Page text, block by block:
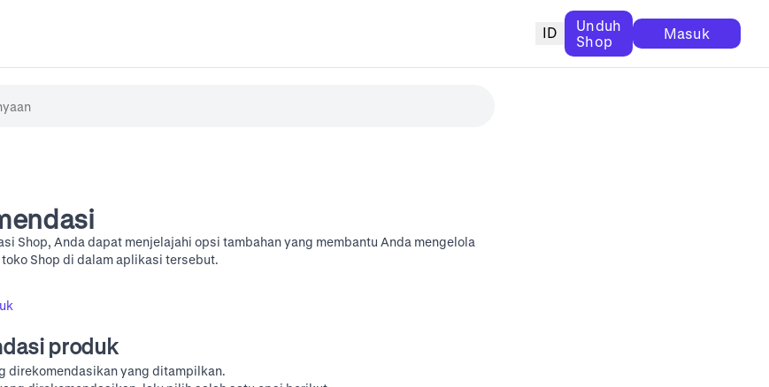
ID
Unduh
Shop
Masuk
Shop, Anda dapat menjelajahi opsi tambahan yang membantu Anda mengelola
Shop di dalam aplikasi tersebut.
produk
direkomendasikan yang ditampilkan.